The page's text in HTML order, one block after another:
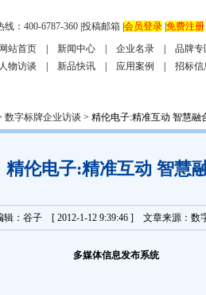
：400-6787-360 投稿邮箱 会员登录 免费注册
网站首页
新闻中心 企业名录
品牌专
人物访谈
新品快讯 应用案例 招标信
数字标牌企业访谈 > 精伦电子:精准互动 智慧融
精伦电子:精准互动 智慧
辑：谷子 [ 2012-1-12 9:39:46 ] 文章来源：数
多媒体信息发布系统